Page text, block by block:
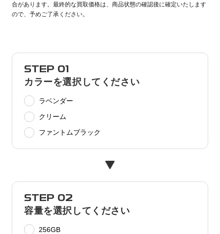
合があります。最終的な買取価格は、商品状態の確認後に確定いたします
ので、予めご了承ください。
STEP 01
カラーを選択してください
ラベンダー
クリーム
ファントムブラック
STEP 02
容量を選択してください
256GB